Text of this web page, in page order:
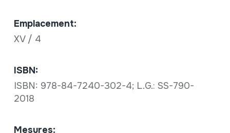
Emplacement:
XV / 4
ISBN:
ISBN: 978-84-7240-302-4; L.G.: SS-790-
2018
Mesures: